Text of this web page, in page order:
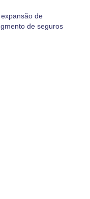
de
de seguros